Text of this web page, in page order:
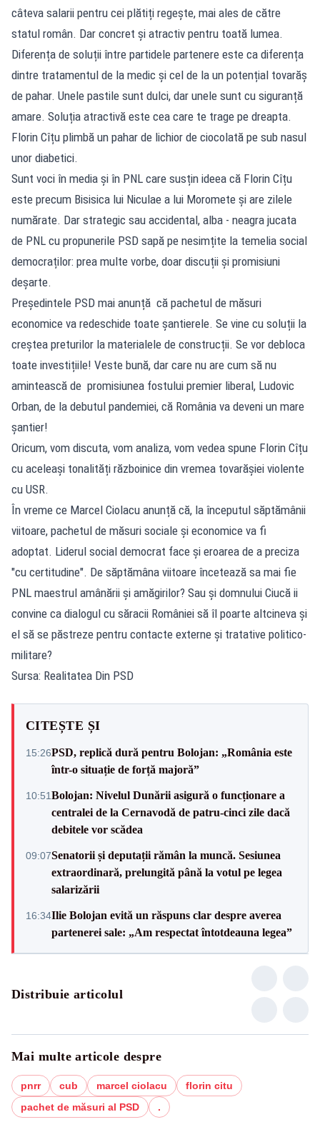
câteva salarii pentru cei plătiți regește, mai ales de către
statul român. Dar concret și atractiv pentru toată lumea.
Diferența de soluții între partidele partenere este ca diferența
dintre tratamentul de la medic și cel de la un potențial tovarăș
de pahar. Unele pastile sunt dulci, dar unele sunt cu siguranță
amare. Soluția atractivă este cea care te trage pe dreapta.
Florin Cîțu plimbă un pahar de lichior de ciocolată pe sub nasul
unor diabetici.
Sunt voci în media și în PNL care susțin ideea că Florin Cîțu
este precum Bisisica lui Niculae a lui Moromete și are zilele
numărate. Dar strategic sau accidental, alba - neagra jucata
de PNL cu propunerile PSD sapă pe nesimțite la temelia social
democraților: prea multe vorbe, doar discuții și promisiuni
deșarte.
Președintele PSD mai anunță că pachetul de măsuri
economice va redeschide toate șantierele. Se vine cu soluții la
creștea preturilor la materialele de construcții. Se vor debloca
toate investițiile! Veste bună, dar care nu are cum să nu
amintească de promisiunea fostului premier liberal, Ludovic
Orban, de la debutul pandemiei, că România va deveni un mare
șantier!
Oricum, vom discuta, vom analiza, vom vedea spune Florin Cîțu
cu aceleași tonalități războinice din vremea tovarășiei violente
cu USR.
În vreme ce Marcel Ciolacu anunță că, la începutul săptămânii
viitoare, pachetul de măsuri sociale și economice va fi
adoptat. Liderul social democrat face și eroarea de a preciza
"cu certitudine". De săptămâna viitoare încetează sa mai fie
PNL maestrul amânării și amăgirilor? Sau și domnului Ciucă ii
convine ca dialogul cu săracii României să îl poarte altcineva și
el să se păstreze pentru contacte externe și tratative politico-
militare?
Sursa: Realitatea Din PSD
CITEȘTE ȘI
15:26PSD, replică dură pentru Bolojan: „România este
într-o situație de forță majoră”
10:51Bolojan: Nivelul Dunării asigură o funcționare a
centralei de la Cernavodă de patru-cinci zile dacă
debitele vor scădea
09:07Senatorii și deputații rămân la muncă. Sesiunea
extraordinară, prelungită până la votul pe legea
salarizării
16:34Ilie Bolojan evită un răspuns clar despre averea
partenerei sale: „Am respectat întotdeauna legea”
Distribuie articolul
Mai multe articole despre
pnrr cub marcel ciolacu
florin citu
pachet de măsuri al PSD
.